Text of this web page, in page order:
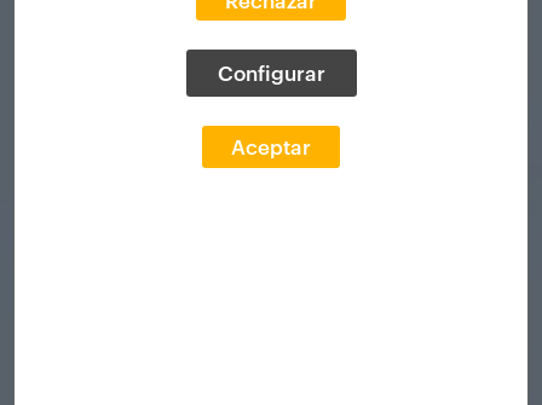
Configurar
Aceptar